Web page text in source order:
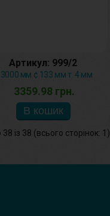
Артикул: 999/2
3000 мм ¢ 133 мм т. 4 мм
3359.98 грн.
із 38 (всього сторінок: 1)